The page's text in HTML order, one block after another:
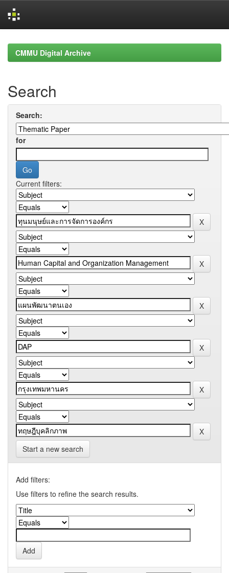
navigationCMMU Digital Archive
Search
Search:
for
Current filters:
Start a new search
Add filters:
Use filters to refine the search results.